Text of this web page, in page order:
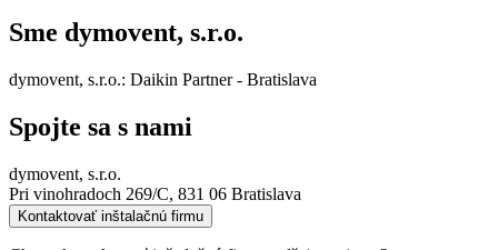
Sme dymovent, s.r.o.
dymovent, s.r.o.: Daikin Partner - Bratislava
Spojte sa s nami
dymovent, s.r.o.
Pri vinohradoch 269/C, 831 06 Bratislava
Kontaktovať inštalačnú firmu